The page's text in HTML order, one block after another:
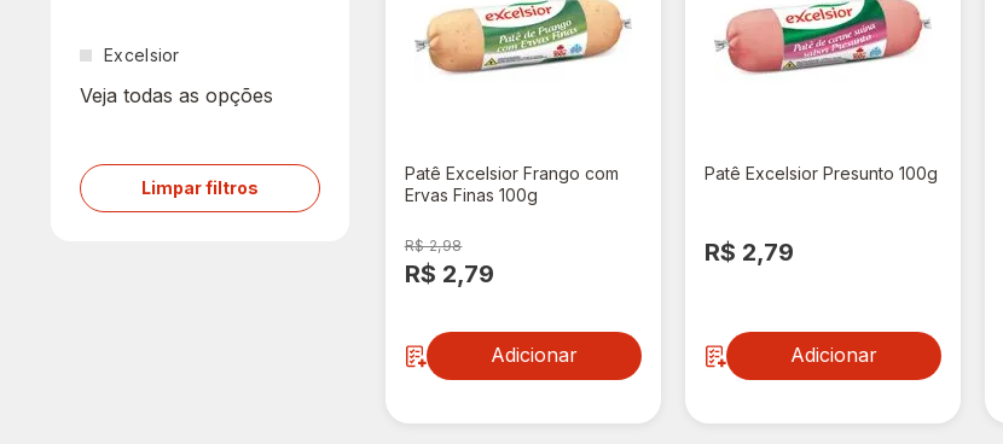
Excelsior
Veja todas as opções
Limpar filtros
Patê Excelsior Frango com
Ervas Finas 100g
R$ 2,98
R$ 2,79
Adicionar
Patê Excelsior Presunto 100g
R$ 2,79
Adicionar